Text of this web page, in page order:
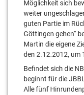
Möglichkeit sich
weiter
guten Partie im
Göttingen gehen“
Martin die eigene
den 2.12.2012, um
Befindet sich die
beginnt für die
Alle fünf